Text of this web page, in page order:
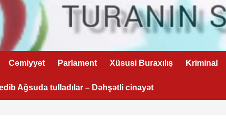
Cəmiyyət Parlament Xüsusi Buraxılış Kriminal
Ağsuda tulladılar – Dəhşətli cinayət